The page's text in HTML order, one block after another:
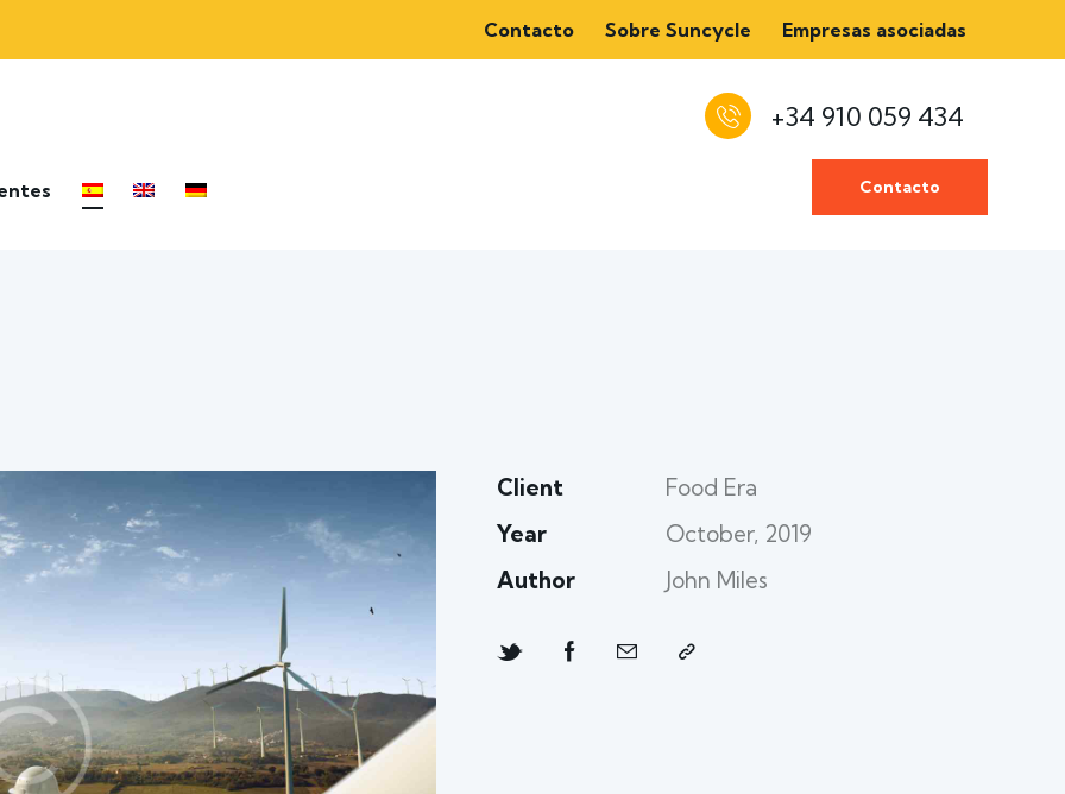
Contacto Sobre Suncycle Empresas asociadas
+34 910 059 434
Contacto
Client
Food Era
Year
October, 2019
Author
John Miles